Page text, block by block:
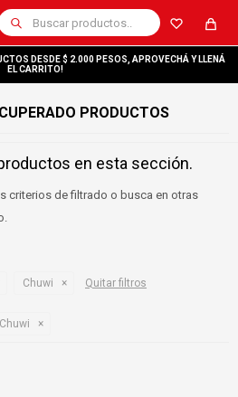
DESDE $ 2.000 PESOS, APROVECHÁ Y LLENÁ
EL CARRITO!
PRODUCTOS
en esta sección.
criterios de filtrado o busca en otras
Chuwi Quitar filtros
Chuwi